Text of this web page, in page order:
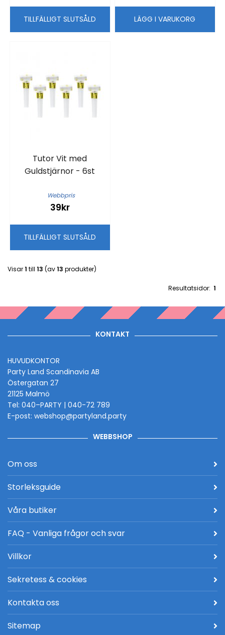
TILLFÄLLIGT SLUTSÅLD LÄGG I VARUKORG
Tutor Vit med
Guldstjärnor - 6st
Webbpris
39kr
TILLFÄLLIGT SLUTSÅLD
Visar1 till 13 (av13 produkter)
Resultatsidor: 1
KONTAKT
HUVUDKONTOR
Party Land Scandinavia AB
Östergatan 27
21125 Malmö
Tel: 040–PARTY | 040-72 789
E-post: webshop@partyland.party
WEBBSHOP
Om oss
Storleksguide
Våra butiker
FAQ - Vanliga frågor och svar
Villkor
Sekretess & cookies
Kontakta oss
Sitemap